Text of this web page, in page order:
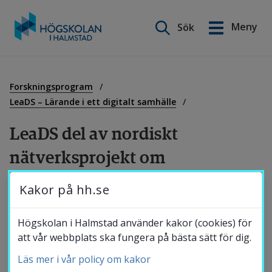
innehåll
Sök
Meny
Forskningsprogram
LeaDS – Lärande i ett digitalt samhälle
LeaDS del av nordiskt
nätverksprojekt om
Computational Play
Eva Brooks, professor vid Ålborg universitet
och del av forskningsprogrammet LeaDS, har
i samarbete med Högskolan i Halmstad
English
Utbildning
Forskning
Samverkan
Om Högskolan
Kakor på hh.se
Högskolan i Halmstad använder kakor (cookies) för
att vår webbplats ska fungera på bästa sätt för dig.
Läs mer i vår policy om kakor